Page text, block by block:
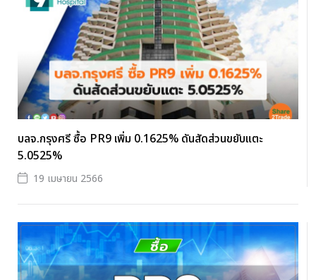
บลจ.กรุงศรี ซื้อ PR9 เพิ่ม 0.1625% ดันสัดส่วนขยับแตะ
5.0525%
19 เมษายน 2566